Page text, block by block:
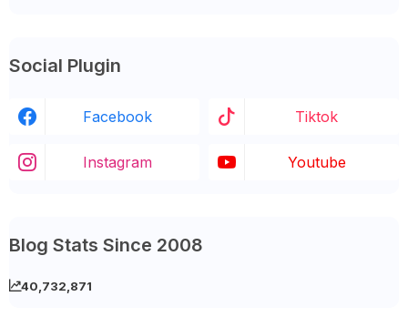
Social Plugin
Facebook Tiktok
Instagram Youtube
Blog Stats Since 2008
40,732,871